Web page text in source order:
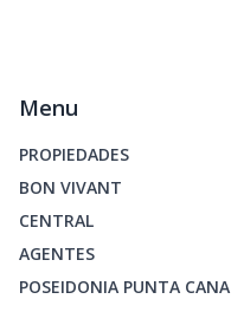
Menu
PROPIEDADES
BON VIVANT
CENTRAL
AGENTES
POSEIDONIA PUNTA CANA